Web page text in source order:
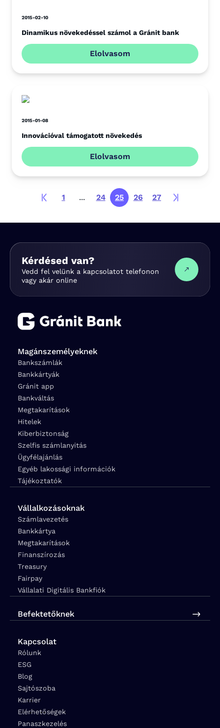
2015-02-10
Dinamikus növekedéssel számol a Gránit bank
Elolvasom
2015-01-08
Innovációval támogatott növekedés
Elolvasom
1 ... 24 25 26 27
Kérdésed van?
Vedd fel velünk a kapcsolatot telefonon
vagy akár online
Magánszemélyeknek
Bankszámlák
Bankkártyák
Gránit app
Bankváltás
Megtakarítások
Hitelek
Kiberbiztonság
Szelfis számlanyitás
Ügyfélajánlás
Egyéb lakossági információk
Tájékoztatók
Vállalkozásoknak
Számlavezetés
Bankkártya
Megtakarítások
Finanszírozás
Treasury
Fairpay
Vállalati Digitális Bankfiók
Befektetőknek
Kapcsolat
Rólunk
ESG
Blog
Sajtószoba
Karrier
Elérhetőségek
Panaszkezelés